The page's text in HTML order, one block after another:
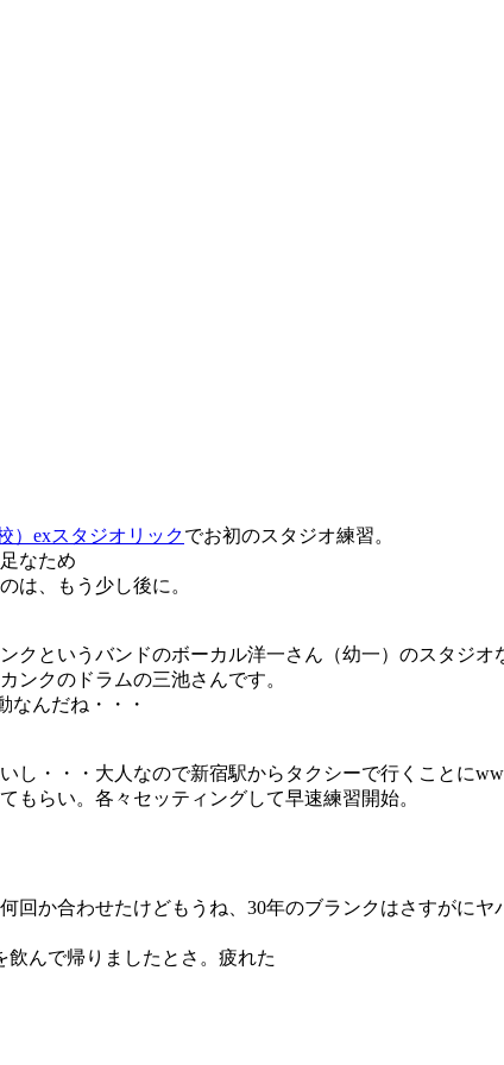
）exスタジオリックでお初のスタジオ練習。
なため
は、もう少し後に。
というバンドのボーカル洋一さん（幼一）のスタジオ
ンクのドラムの三池さんです。
なんだね・・・
し・・・大人なので新宿駅からタクシーで行くことにww
もらい。各々セッティングして早速練習開始。
回か合わせたけどもうね、30年のブランクはさすがにヤ
んで帰りましたとさ。疲れた